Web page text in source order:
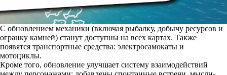
С обновлением механики (включая рыбалку, добычу ресурсов и
огранку камней) станут доступны на всех картах. Также
появятся транспортные средства: электросамокаты и
мотоциклы.
Кроме того, обновление улучшает систему взаимодействий